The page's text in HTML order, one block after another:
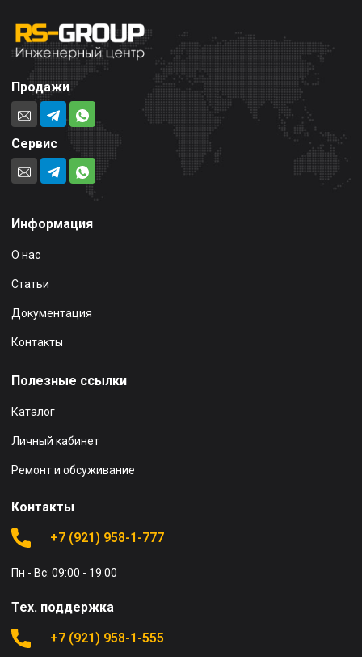
Продажи
Сервис
Информация
О нас
Статьи
Документация
Контакты
Полезные ссылки
Каталог
Личный кабинет
Ремонт и обсуживание
Контакты
+7 (921) 958-1-777
Пн - Вс: 09:00 - 19:00
Тех. поддержка
+7 (921) 958-1-555